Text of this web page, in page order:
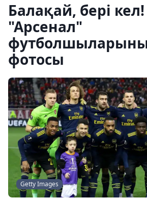
Балақай, бері кел!
"Арсенал"
фотосы
Getty Images